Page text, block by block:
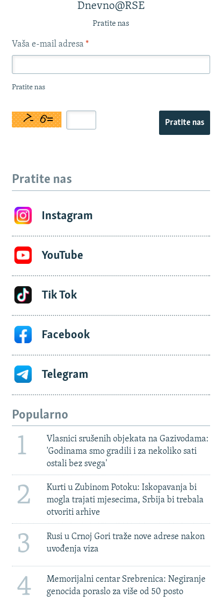
Dnevno@RSE
Pratite nas
Vaša e-mail adresa *
Pratite nas
Pratite nas
Pratite nas
Instagram
YouTube
Tik Tok
Facebook
Telegram
Popularno
1
Vlasnici srušenih objekata na Gazivodama:
'Godinama smo gradili i za nekoliko sati
ostali bez svega'
2
Kurti u Zubinom Potoku: Iskopavanja bi
mogla trajati mjesecima, Srbija bi trebala
otvoriti arhive
3
Rusi u Crnoj Gori traže nove adrese nakon
uvođenja viza
4
Memorijalni centar Srebrenica: Negiranje
genocida poraslo za više od 50 posto